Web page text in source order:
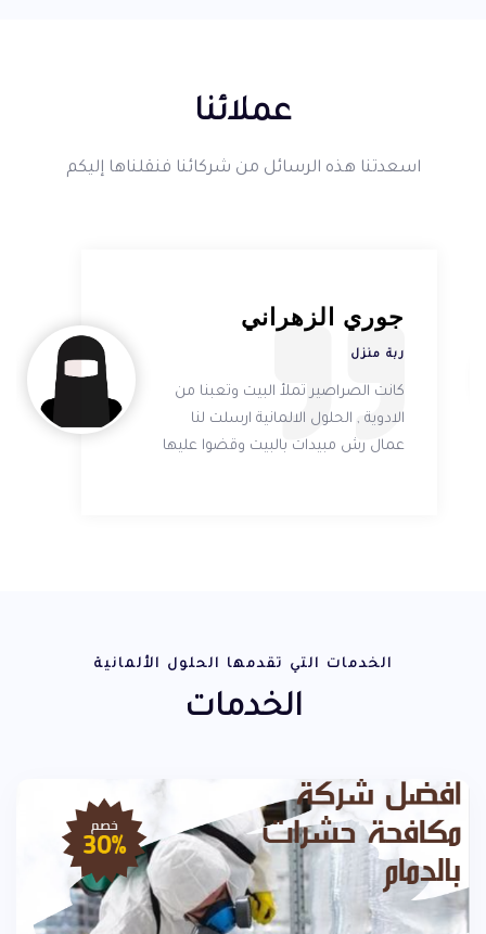
عملائنا
اسعدتنا هذه الرسائل من شركائنا فنقلناها إليكم
ياسمين القحطاني
ربة منزل
أفضل شركة لصيانة المكيفات بالدمام
,,هي شركة الحلول الألمانية المكيف
رجع مثل الجديد
الخدمات التي تقدمها الحلول الألمانية
الخدمات